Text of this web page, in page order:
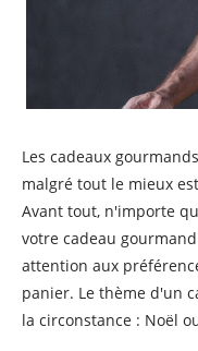
Les cadeaux
malgré tout le mieux
Avant tout, n'importe
votre cadeau
attention aux
panier. Le thème d'un
la circonstance : Noël